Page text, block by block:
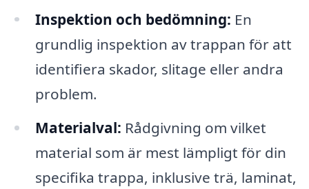
Inspektion och bedömning: En
grundlig inspektion av trappan för att
identifiera skador, slitage eller andra
problem.
Materialval: Rådgivning om vilket
material som är mest lämpligt för din
specifika trappa, inklusive trä, laminat,